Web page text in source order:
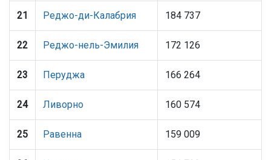
21 Реджо-ди-Калабрия 184 737
22 Реджо-нель-Эмилия 172 126
23 Перуджа 166 264
24 Ливорно 160 574
25 Равенна 159 009